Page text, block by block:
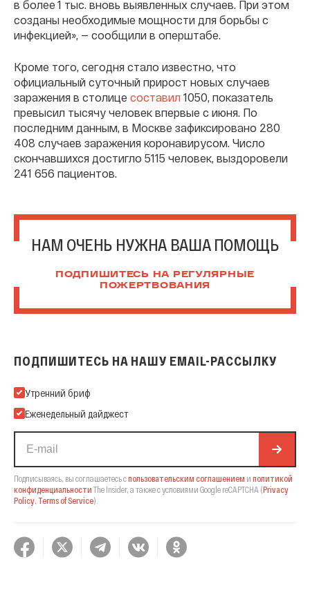
в более 1 тыс. вновь выявленных случаев. При этом
созданы необходимые мощности для борьбы с
инфекцией», — сообщили в оперштабе.
Кроме того, сегодня стало известно, что
официальный суточный прирост новых случаев
заражения в столице составил 1050, показатель
превысил тысячу человек впервые с июня. По
последним данным, в Москве зафиксировано 280
408 случаев заражения коронавирусом. Число
скончавшихся достигло 5115 человек, выздоровели
241 656 пациентов.
НАМ ОЧЕНЬ НУЖНА ВАША ПОМОЩЬ
ПОДПИШИТЕСЬ НА РЕГУЛЯРНЫЕ
ПОЖЕРТВОВАНИЯ
ПОДПИШИТЕСЬ НА НАШУ EMAIL-РАССЫЛКУ
Подпишитесь на нашу Email-рассылку
Утренний бриф
Еженедельный дайджест
Подписываясь, вы соглашаетесь спользовательским соглашением и политикой
конфиденциальности The Insider, а также с условиями Google reCAPTCHA (Privacy
Policy, Terms of Service).